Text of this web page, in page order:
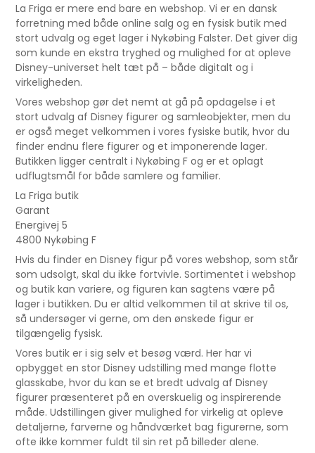
La Friga er mere end bare en webshop. Vi er en dansk
forretning med både online salg og en fysisk butik med
stort udvalg og eget lager i Nykøbing Falster. Det giver dig
som kunde en ekstra tryghed og mulighed for at opleve
Disney-universet helt tæt på – både digitalt og i
virkeligheden.
Vores webshop gør det nemt at gå på opdagelse i et
stort udvalg af Disney figurer og samleobjekter, men du
er også meget velkommen i vores fysiske butik, hvor du
finder endnu flere figurer og et imponerende lager.
Butikken ligger centralt i Nykøbing F og er et oplagt
udflugtsmål for både samlere og familier.
La Friga butik
Garant
Energivej 5
4800 Nykøbing F
Hvis du finder en Disney figur på vores webshop, som står
som udsolgt, skal du ikke fortvivle. Sortimentet i webshop
og butik kan variere, og figuren kan sagtens være på
lager i butikken. Du er altid velkommen til at skrive til os,
så undersøger vi gerne, om den ønskede figur er
tilgængelig fysisk.
Vores butik er i sig selv et besøg værd. Her har vi
opbygget en stor Disney udstilling med mange flotte
glasskabe, hvor du kan se et bredt udvalg af Disney
figurer præsenteret på en overskuelig og inspirerende
måde. Udstillingen giver mulighed for virkelig at opleve
detaljerne, farverne og håndværket bag figurerne, som
ofte ikke kommer fuldt til sin ret på billeder alene.